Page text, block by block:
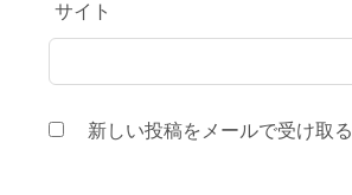
サイト
新しい投稿をメールで受け取る